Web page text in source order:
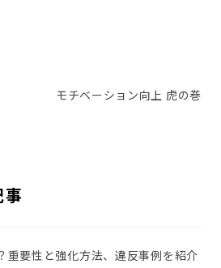
モチベーション向上 虎の巻
事
重要性と強化方法、違反事例を紹介